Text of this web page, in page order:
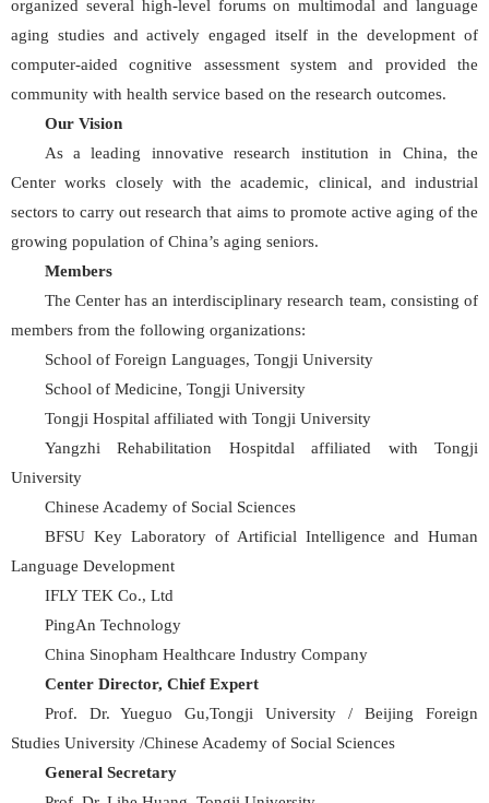
organized several high-level forums on multimodal and language
aging studies and actively engaged itself in the development of
computer-aided cognitive assessment system and provided the
community with health service based on the research outcomes.
Our Vision
As a leading innovative research institution in China, the
Center works closely with the academic, clinical, and industrial
sectors to carry out research that aims to promote active aging of the
growing population of China’s aging seniors.
Members
The Center has an interdisciplinary research team, consisting of
members from the following organizations:
School of Foreign Languages, Tongji University
School of Medicine, Tongji University
Tongji Hospital affiliated with Tongji University
Yangzhi Rehabilitation Hospitdal affiliated with Tongji
University
Chinese Academy of Social Sciences
BFSU Key Laboratory of Artificial Intelligence and Human
Language Development
IFLY TEK Co., Ltd
PingAn Technology
China Sinopham Healthcare Industry Company
Center Director, Chief Expert
Prof. Dr. Yueguo Gu,Tongji University / Beijing Foreign
Studies University /Chinese Academy of Social Sciences
General Secretary